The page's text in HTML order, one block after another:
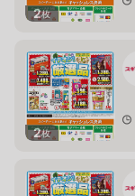
2枚
2枚